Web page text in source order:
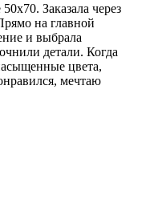
Заказала через
на главной
и выбрала
детали. Когда
цвета,
мечтаю